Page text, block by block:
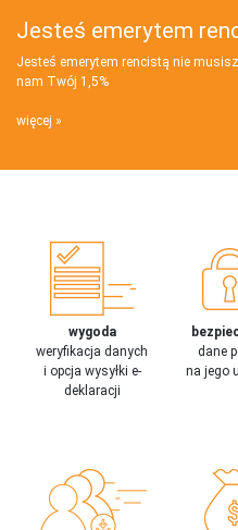
Jesteś emerytem
Jesteś emerytem rencistą nie
nam Twój 1,5%
więcej
wygoda
weryfikacja danych
i opcja wysyłki e-
deklaracji
dane
na jego